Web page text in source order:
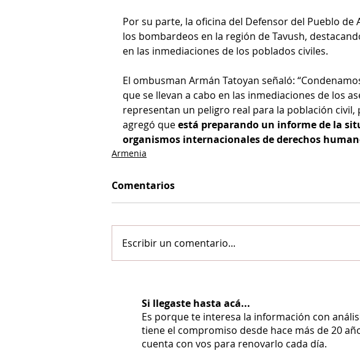
Por su parte, la oficina del Defensor del Pueblo
los bombardeos en la región de Tavush,
en las inmediaciones de los poblados civiles.
El ombusman Armán Tatoyan señaló:
que se llevan a cabo en las inmediaciones de los
representan un peligro real para la población civil,
agregó que está preparando un informe de la
organismos internacionales de derechos
Armenia
Comentarios
Escribir un comentario...
Si llegaste hasta acá...
Es porque te interesa la información con
tiene el compromiso desde hace más de 20
cuenta con vos para renovarlo cada día.